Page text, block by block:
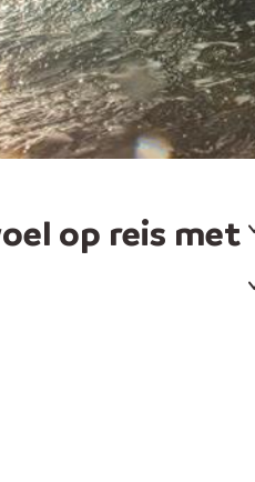
op reis met